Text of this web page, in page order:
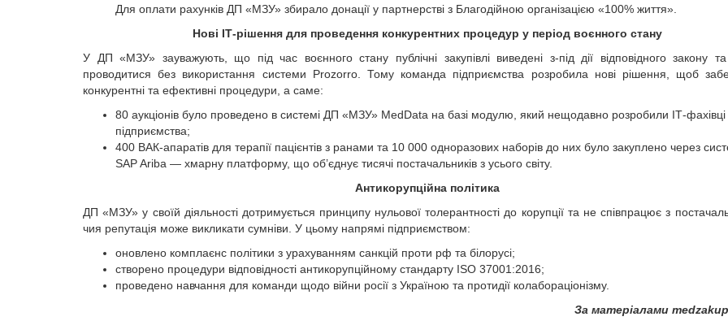
Для оплати рахунків ДП «МЗУ» збирало донації у партнерстві з Благодійною організацією «100% життя».
Нові ІТ-рішення для проведення конкурентних процедур у період воєнного стану
У ДП «МЗУ» зауважують, що під час воєнного стану публічні закупівлі виведені з-під дії відповідного закону
проводитися без використання системи Prozorro. Тому команда підприємства розробила нові рішення, щоб
конкурентні та ефективні процедури, а саме:
80 аукціонів було проведено в системі ДП «МЗУ» MedData на базі модулю, який нещодавно розробили ІТ-фахівці
підприємства;
400 ВАК-апаратів для терапії пацієнтів з ранами та 10 000 одноразових наборів до них було закуплено через
SAP Ariba — хмарну платформу, що об’єднує тисячі постачальників з усього світу.
Антикорупційна політика
ДП «МЗУ» у своїй діяльності дотримується принципу нульової толерантності до корупції та не співпрацює з
чия репутація може викликати сумніви. У цьому напрямі підприємством:
оновлено комплаєнс політики з урахуванням санкцій проти рф та білорусі;
створено процедури відповідності антикорупційному стандарту ISO 37001:2016;
проведено навчання для команди щодо війни росії з Україною та протидії колабораціонізму.
За матеріалами